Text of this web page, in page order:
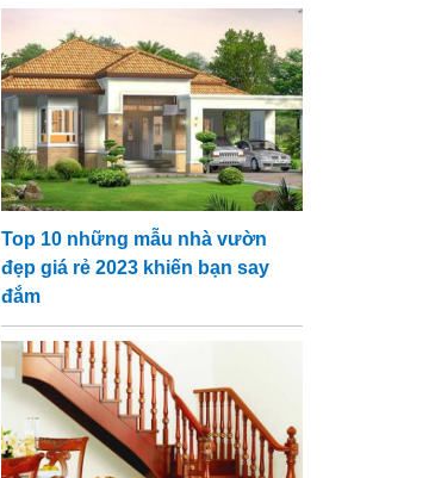
Top 10 những mẫu nhà vườn
đẹp giá rẻ 2023 khiến bạn say
đắm